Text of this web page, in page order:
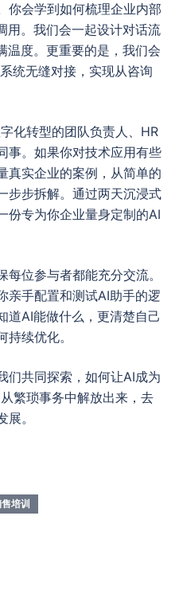
你会学到如何梳理企业内部
用。我们会一起设计对话流
温度。更重要的是，我们会
统无缝对接，实现从咨询
化转型的团队负责人、HR
事。如果你对技术应用有些
真实企业的案例，从简单的
步步拆解。通过两天沉浸式
份专为你企业量身定制的AI
位参与者都能充分交流。
亲手配置和测试AI助手的逻
道AI能做什么，更清楚自己
续优化。
们共同探索，如何让AI成为
繁琐事务中解放出来，去
。
培训